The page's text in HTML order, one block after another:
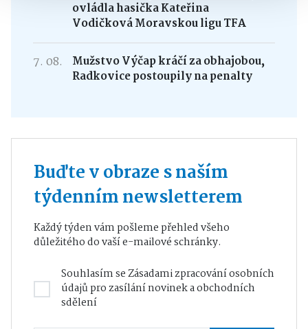
ovládla hasička Kateřina
Vodičková Moravskou ligu TFA
7. 08.
Mužstvo Výčap kráčí za obhajobou,
Radkovice postoupily na penalty
Buďte v obraze s naším
týdenním newsletterem
Každý týden vám pošleme přehled všeho
důležitého do vaší e-mailové schránky.
Souhlasím seZásadami zpracování osobních
údajůpro zasílání novinek a obchodních
sdělení